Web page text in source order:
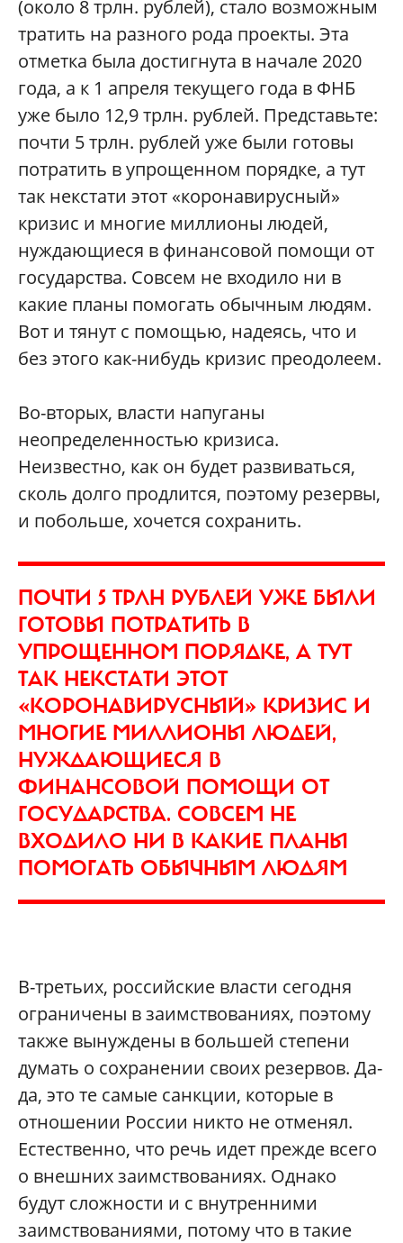
(около 8 трлн. рублей), стало возможным
тратить на разного рода проекты. Эта
отметка была достигнута в начале 2020
года, а к 1 апреля текущего года в ФНБ
уже было 12,9 трлн. рублей. Представьте:
почти 5 трлн. рублей уже были готовы
потратить в упрощенном порядке, а тут
так некстати этот «коронавирусный»
кризис и многие миллионы людей,
нуждающиеся в финансовой помощи от
государства. Совсем не входило ни в
какие планы помогать обычным людям.
Вот и тянут с помощью, надеясь, что и
без этого как-нибудь кризис преодолеем.
Во-вторых, власти напуганы
неопределенностью кризиса.
Неизвестно, как он будет развиваться,
сколь долго продлится, поэтому резервы,
и побольше, хочется сохранить.
ПОЧТИ 5 ТРЛН РУБЛЕЙ УЖЕ БЫЛИ
ГОТОВЫ ПОТРАТИТЬ В
УПРОЩЕННОМ ПОРЯДКЕ, А ТУТ
ТАК НЕКСТАТИ ЭТОТ
«КОРОНАВИРУСНЫЙ» КРИЗИС И
МНОГИЕ МИЛЛИОНЫ ЛЮДЕЙ,
НУЖДАЮЩИЕСЯ В
ФИНАНСОВОЙ ПОМОЩИ ОТ
ГОСУДАРСТВА. СОВСЕМ НЕ
ВХОДИЛО НИ В КАКИЕ ПЛАНЫ
ПОМОГАТЬ ОБЫЧНЫМ ЛЮДЯМ
В-третьих, российские власти сегодня
ограничены в заимствованиях, поэтому
также вынуждены в большей степени
думать о сохранении своих резервов. Да-
да, это те самые санкции, которые в
отношении России никто не отменял.
Естественно, что речь идет прежде всего
о внешних заимствованиях. Однако
будут сложности и с внутренними
заимствованиями, потому что в такие